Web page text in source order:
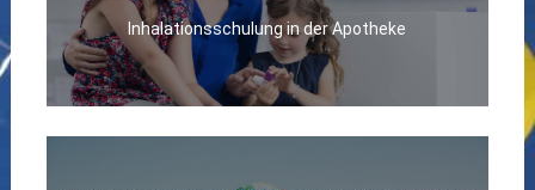
Inhalationsschulung in der Apotheke